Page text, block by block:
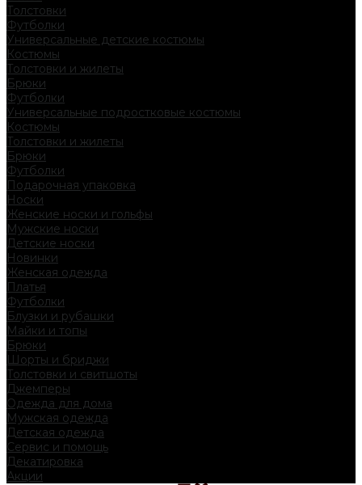
Толстовки
Футболки
Универсальные детские костюмы
Костюмы
Толстовки и жилеты
Брюки
Футболки
Универсальные подростковые костюмы
Костюмы
Толстовки и жилеты
Брюки
Футболки
Подарочная упаковка
Носки
Женские носки и гольфы
Мужские носки
Детские носки
Новинки
Женская одежда
Платья
Футболки
Блузки и рубашки
Майки и топы
Брюки
Шорты и бриджи
Толстовки и свитшоты
Джемперы
Одежда для дома
Мужская одежда
Детская одежда
Сервис и помощь
Декатировка
Акции